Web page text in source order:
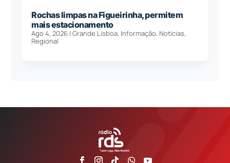
Rochas limpas na Figueirinha, permitem
mais estacionamento
Ago 4, 2026 |Grande Lisboa, Informação, Notícias,
Regional